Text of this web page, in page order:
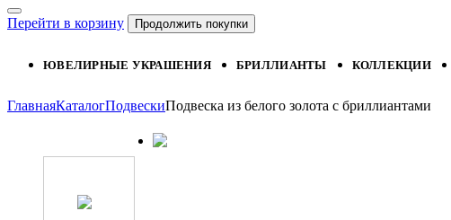
Перейти в корзину Продолжить покупки
ЮВЕЛИРНЫЕ УКРАШЕНИЯ БРИЛЛИАНТЫ КОЛЛЕКЦИИ
ГлавнаяКаталогПодвескиПодвеска из белого золота с бриллиантами